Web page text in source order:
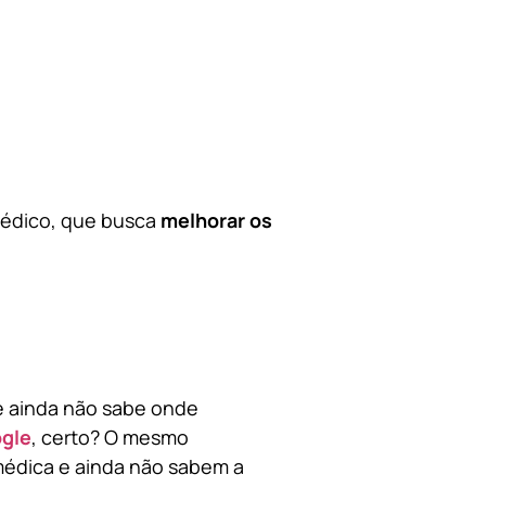
que busca melhorar os
não sabe onde
, certo? O mesmo
e ainda não sabem a